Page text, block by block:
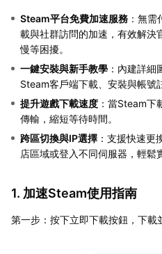
Steam平台免費加速服務 ：無
載與社群訪問的加速，有效解決
慢等困擾。
一鍵安裝與新手教學 ：內建詳
Steam客戶端下載、安裝與帳號
提升遊戲下載速度 ：當Steam下
傳輸，縮短等待時間。
跨區切換與IP選擇 ：支援快速更
店區域或登入不同伺服器，輕鬆
1. 加速Steam使用指南
第一步：按下立即下載按鈕，下載